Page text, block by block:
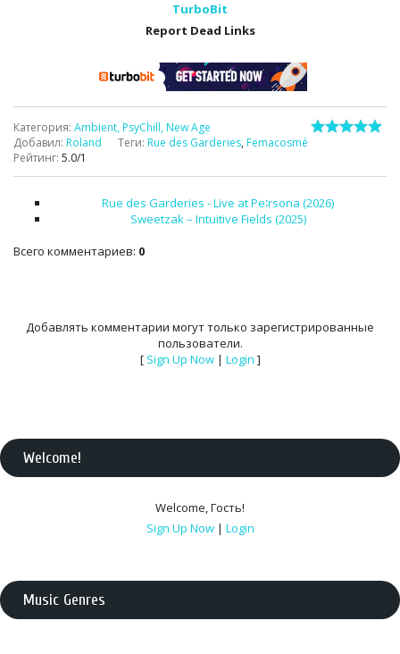
TurboBit
Report Dead Links
Категория: Ambient, PsyChill, New Age
Добавил: Roland Теги: Rue des Garderies, Femacosmé
Рейтинг: 5.0/1
Rue des Garderies - Live at Pe∶rsona (2026)
Sweetzak – Intuitive Fields (2025)
Всего комментариев: 0
Добавлять комментарии могут только зарегистрированные
пользователи.
[ Sign Up Now| Login ]
Welcome!
Welcome,Гость!
Sign Up Now | Login
Music Genres